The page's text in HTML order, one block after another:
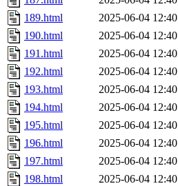
189.html
2025-06-04 12:40
190.html
2025-06-04 12:40
191.html
2025-06-04 12:40
192.html
2025-06-04 12:40
193.html
2025-06-04 12:40
194.html
2025-06-04 12:40
195.html
2025-06-04 12:40
196.html
2025-06-04 12:40
197.html
2025-06-04 12:40
198.html
2025-06-04 12:40